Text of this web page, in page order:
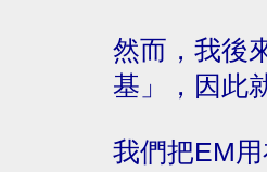
然而，我後
基」，因此
我們把EM